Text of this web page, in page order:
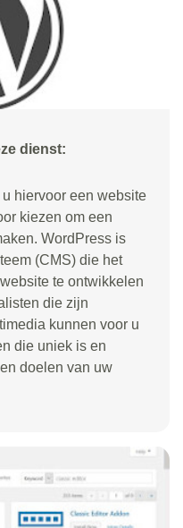
dienst:
hiervoor een website
kiezen om een
WordPress is
(CMS) die het
te ontwikkelen
die zijn
kunnen voor u
die uniek is en
doelen van uw